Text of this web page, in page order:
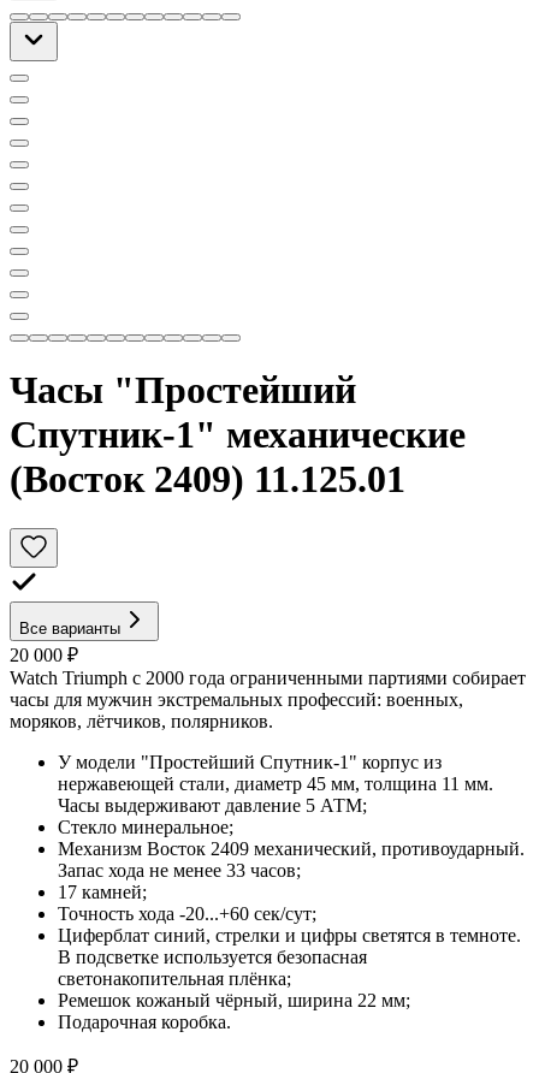
Часы "Простейший
Спутник-1" механические
(Восток 2409) 11.125.01
Все варианты
20 000 ₽
Watch Triumph с 2000 года ограниченными партиями собирает
часы для мужчин экстремальных профессий: военных,
моряков, лётчиков, полярников.
У модели "Простейший Спутник-1" корпус из
нержавеющей стали, диаметр 45 мм, толщина 11 мм.
Часы выдерживают давление 5 АТМ;
Стекло минеральное;
Механизм Восток 2409 механический, противоударный.
Запас хода не менее 33 часов;
17 камней;
Точность хода -20...+60 сек/сут;
Циферблат синий, стрелки и цифры светятся в темноте.
В подсветке используется безопасная
светонакопительная плёнка;
Ремешок кожаный чёрный, ширина 22 мм;
Подарочная коробка.
20 000 ₽